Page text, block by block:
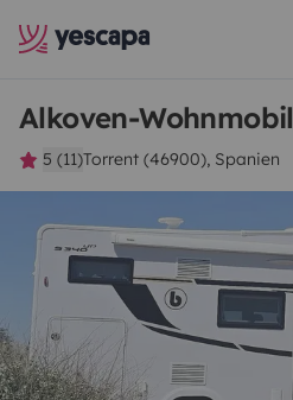
Alkoven-Wohnmobil
5 (11)Torrent (46900), Spanien